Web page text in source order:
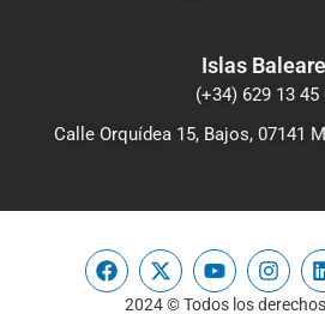
Islas
(+34) 629 13 45
Calle Orquídea 15, Bajos, 07141
2024 © Todos los
F
a
X
-
t
Y
o
u
I
n
s
i